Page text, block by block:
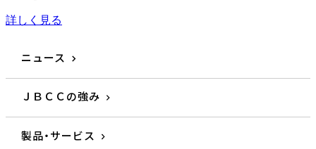
詳しく見る
ニュース
ＪＢＣＣの強み
製品・サービス